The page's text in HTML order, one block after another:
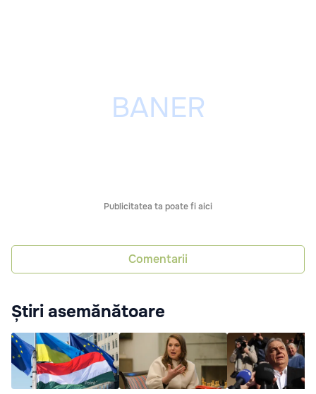
Publicitatea ta poate fi aici
Comentarii
Știri asemănătoare